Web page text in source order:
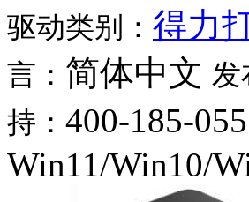
驱动类别： 得力
言： 简体中文 发
持： 400-185-
Win11/Win10/